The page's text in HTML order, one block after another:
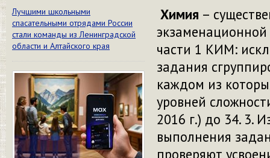
Лучшими школьными
спасательными отрядами России
стали команды из Ленинградской
области и Алтайского края
Химия –
части 1 КИМ:
задания
каждом из
уровней
2016 г.) до 34. 3.
выполнения
проверяют